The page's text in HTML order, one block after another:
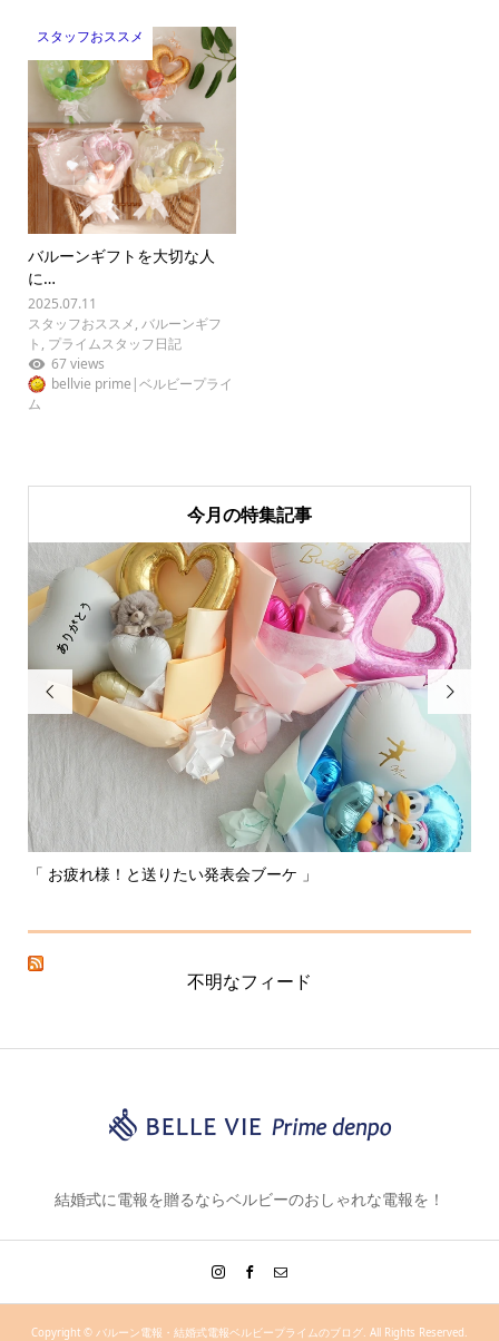
スタッフおススメ
バルーンギフトを大切な人
に…
2025.07.11
スタッフおススメ, バルーンギフ
ト , プライムスタッフ日記
67 views
bellvie prime|ベルビープライ
ム
今月の特集記事

「 お疲れ様！と送りたい発表会ブーケ 」

不明なフィード
結婚式に電報を贈るならベルビーのおしゃれな電報を！
Copyright © バルーン電報・結婚式電報ベルビープライムのブログ. All Rights Reserved.